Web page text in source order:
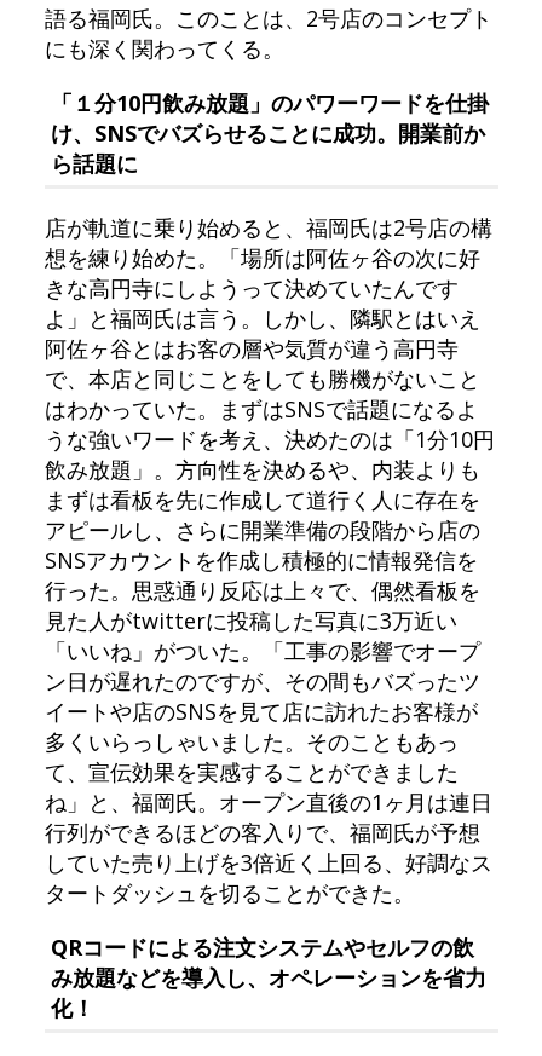
語る福岡氏。このことは、2号店のコンセプト
にも深く関わってくる。
「１分10円飲み放題」のパワーワードを仕掛
け、SNSでバズらせることに成功。開業前か
ら話題に
店が軌道に乗り始めると、福岡氏は2号店の構
想を練り始めた。「場所は阿佐ヶ谷の次に好
きな高円寺にしようって決めていたんです
よ」と福岡氏は言う。しかし、隣駅とはいえ
阿佐ヶ谷とはお客の層や気質が違う高円寺
で、本店と同じことをしても勝機がないこと
はわかっていた。まずはSNSで話題になるよ
うな強いワードを考え、決めたのは「1分10円
飲み放題」。方向性を決めるや、内装よりも
まずは看板を先に作成して道行く人に存在を
アピールし、さらに開業準備の段階から店の
SNSアカウントを作成し積極的に情報発信を
行った。思惑通り反応は上々で、偶然看板を
見た人がtwitterに投稿した写真に3万近い
「いいね」がついた。「工事の影響でオープ
ン日が遅れたのですが、その間もバズったツ
イートや店のSNSを見て店に訪れたお客様が
多くいらっしゃいました。そのこともあっ
て、宣伝効果を実感することができました
ね」と、福岡氏。オープン直後の1ヶ月は連日
行列ができるほどの客入りで、福岡氏が予想
していた売り上げを3倍近く上回る、好調なス
タートダッシュを切ることができた。
QRコードによる注文システムやセルフの飲
み放題などを導入し、オペレーションを省力
化！